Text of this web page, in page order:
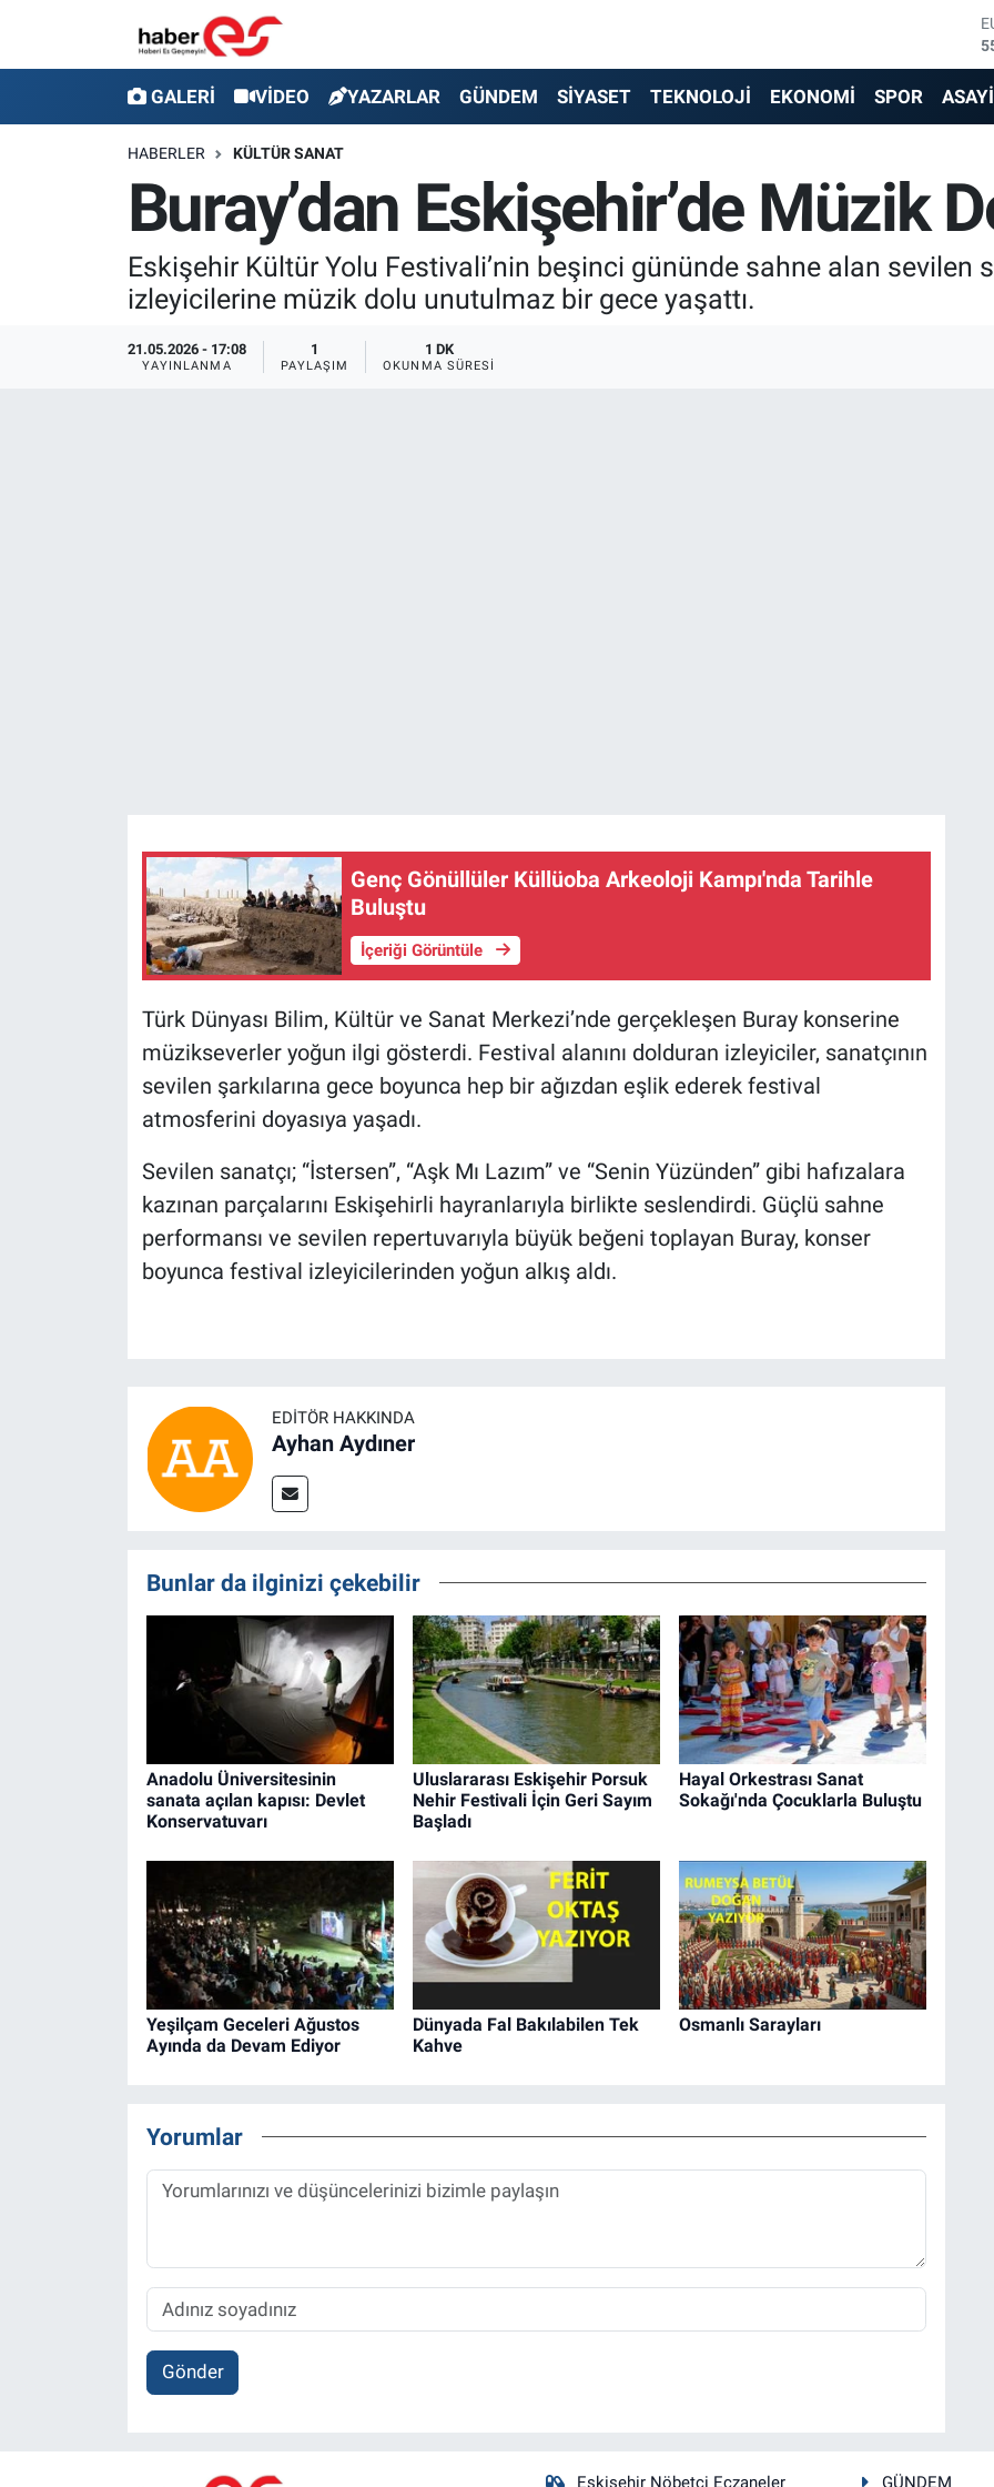
GALERİ VİDEO YAZARLAR GÜNDEM SİYASET TEKNOLOJİ EKONOMİ SPOR
HABERLER KÜLTÜR SANAT
Buray’dan Eskişehir’de Müzik
Eskişehir Kültür Yolu Festivali’nin beşinci gününde sahne alan sevilen
izleyicilerine müzik dolu unutulmaz bir gece yaşattı.
21.05.2026 - 17:08
YAYINLANMA
1
PAYLAŞIM
1 DK
OKUNMA SÜRESI
Genç Gönüllüler Küllüoba Arkeoloji Kampı'nda Tarihle
Buluştu
İçeriği Görüntüle
Türk Dünyası Bilim, Kültür ve Sanat Merkezi’nde gerçekleşen Buray konserine
müzikseverler yoğun ilgi gösterdi. Festival alanını dolduran izleyiciler, sanatçının
sevilen şarkılarına gece boyunca hep bir ağızdan eşlik ederek festival
atmosferini doyasıya yaşadı.
Sevilen sanatçı; “İstersen”, “Aşk Mı Lazım” ve “Senin Yüzünden” gibi hafızalara
kazınan parçalarını Eskişehirli hayranlarıyla birlikte seslendirdi. Güçlü sahne
performansı ve sevilen repertuvarıyla büyük beğeni toplayan Buray, konser
boyunca festival izleyicilerinden yoğun alkış aldı.
EDITÖR HAKKINDA
Ayhan Aydıner
Bunlar da ilginizi çekebilir
Anadolu Üniversitesinin
sanata açılan kapısı: Devlet
Konservatuvarı
Uluslararası Eskişehir Porsuk
Nehir Festivali İçin Geri Sayım
Başladı
Hayal Orkestrası Sanat
Sokağı'nda Çocuklarla Buluştu
Yeşilçam Geceleri Ağustos
Ayında da Devam Ediyor
Dünyada Fal Bakılabilen Tek
Kahve
Osmanlı Sarayları
Yorumlar
Gönder
Eskişehir Nöbetçi Eczaneler GÜNDEM
YAZARLAR
GÜNDEM
SİYASET
TEKNOLOJİ
Eskişehir Nöbetçi Eczaneler
Eskişehir Hava Durumu
Eskişehir Trafik Yoğunluk Haritası
Süper Lig Puan Durumu ve Fikstür
Tüm Manşetler
Son Dakika Haberleri